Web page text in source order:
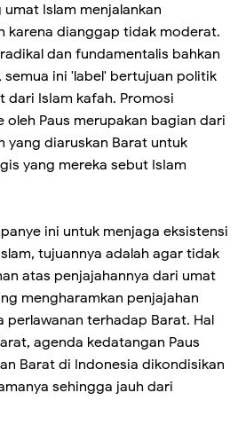
Islam menjalankan
karena dianggap tidak moderat.
dan fundamentalis bahkan
ini 'label' bertujuan politik
dari IsIam kafah. Promosi
oleh Paus merupakan bagian dari
yang diaruskan Barat untuk
yang mereka sebut IsIam
ini untuk menjaga eksistensi
tujuannya adalah agar tidak
atas penjajahannya dari umat
mengharamkan penjajahan
perlawanan terhadap Barat. Hal
agenda kedatangan Paus
Barat di Indonesia dikondisikan
sehingga jauh dari